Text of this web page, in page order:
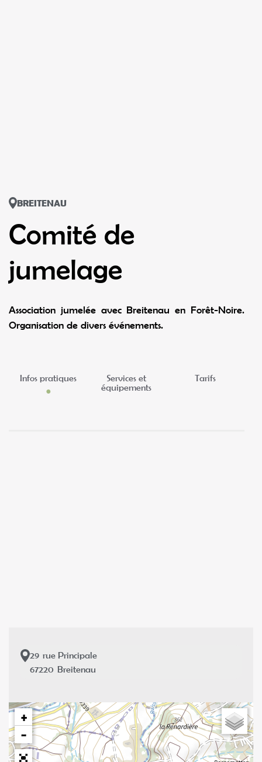
BREITENAU
Comité de
jumelage
Association jumelée avec Breitenau en Forêt-Noire.
Organisation de divers événements.
Infos pratiques
Services et
équipements
Tarifs
29 rue Principale
67220 Breitenau
+
−